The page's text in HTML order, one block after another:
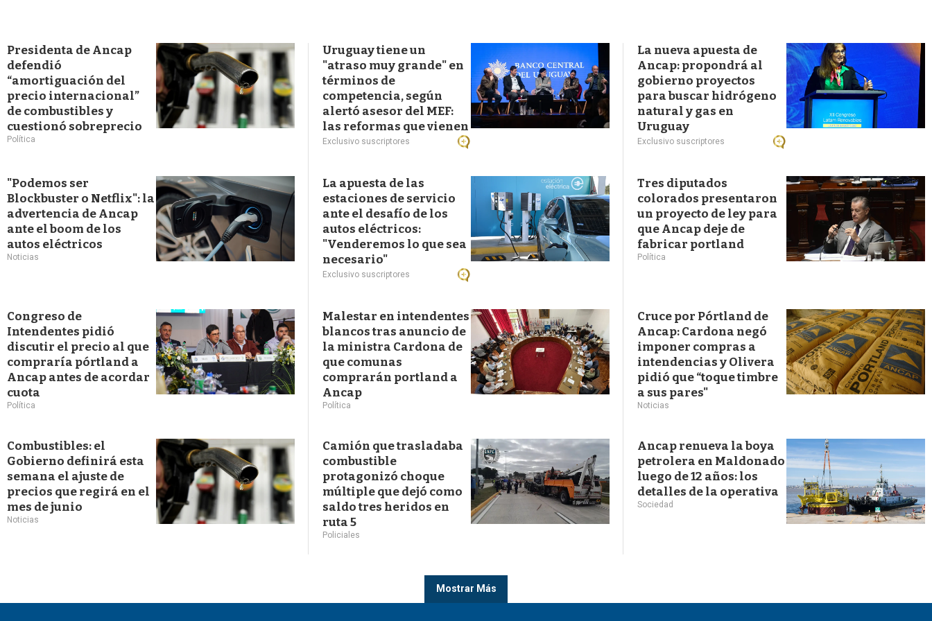
e
d
Presidenta de Ancap
defendió
“amortiguación del
precio internacional”
de combustibles y
cuestionó sobreprecio
Política
Uruguay tiene un
"atraso muy grande" en
términos de
competencia, según
alertó asesor del MEF:
las reformas que vienen
Exclusivo suscriptores
La nueva apuesta de
Ancap: propondrá al
gobierno proyectos
para buscar hidrógeno
natural y gas en
Uruguay
Exclusivo suscriptores
"Podemos ser
Blockbuster o Netflix": la
advertencia de Ancap
ante el boom de los
autos eléctricos
Noticias
La apuesta de las
estaciones de servicio
ante el desafío de los
autos eléctricos:
"Venderemos lo que sea
necesario"
Exclusivo suscriptores
Tres diputados
colorados presentaron
un proyecto de ley para
que Ancap deje de
fabricar portland
Política
Congreso de
Intendentes pidió
discutir el precio al que
compraría pórtland a
Ancap antes de acordar
cuota
Política
Malestar en intendentes
blancos tras anuncio de
la ministra Cardona de
que comunas
comprarán portland a
Ancap
Política
Cruce por Pórtland de
Ancap: Cardona negó
imponer compras a
intendencias y Olivera
pidió que “toque timbre
a sus pares"
Noticias
Combustibles: el
Gobierno definirá esta
semana el ajuste de
precios que regirá en el
mes de junio
Noticias
Camión que trasladaba
combustible
protagonizó choque
múltiple que dejó como
saldo tres heridos en
ruta 5
Policiales
Ancap renueva la boya
petrolera en Maldonado
luego de 12 años: los
detalles de la operativa
Sociedad
Mostrar Más